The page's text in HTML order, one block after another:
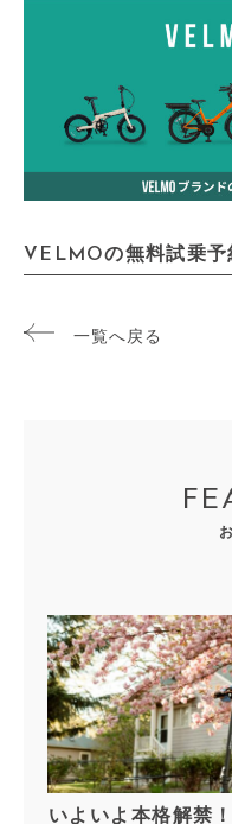
VELMOの無料試乗予
一覧へ戻る
いよいよ本格解禁